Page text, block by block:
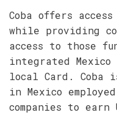
Coba offers
while providing
access to those
integrated
local Card.
in Mexico
companies to earn